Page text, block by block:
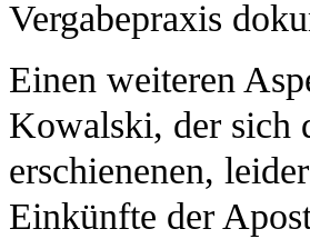
Vergabepraxis
Einen weiteren
Kowalski, der sich
erschienenen,
Einkünfte der